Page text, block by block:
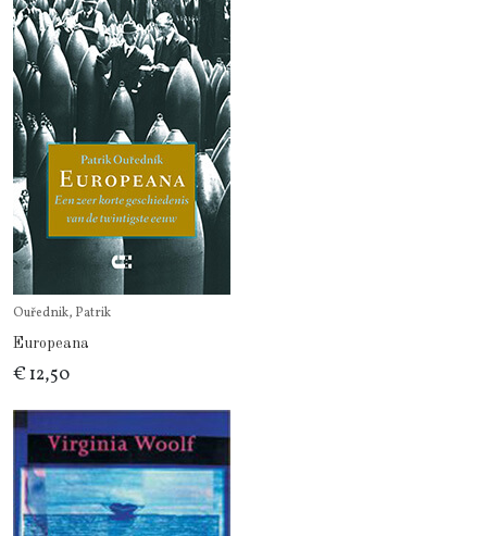
Ouřednik, Patrik
Europeana
€ 12,50